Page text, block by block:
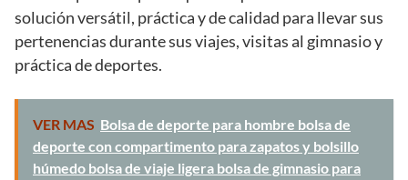
solución versátil, práctica y de calidad para llevar sus
pertenencias durante sus viajes, visitas al gimnasio y
práctica de deportes.
VER MAS Bolsa de deporte para hombre bolsa de
deporte con compartimento para zapatos y bolsillo
húmedo bolsa de viaje ligera bolsa de gimnasio para